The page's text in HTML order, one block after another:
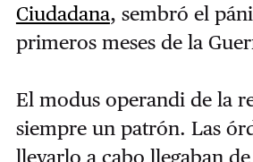
Ciudadana, sembró el
primeros meses de la
El modus operandi de la
siempre un patrón. Las
llevarlo a cabo llegaban